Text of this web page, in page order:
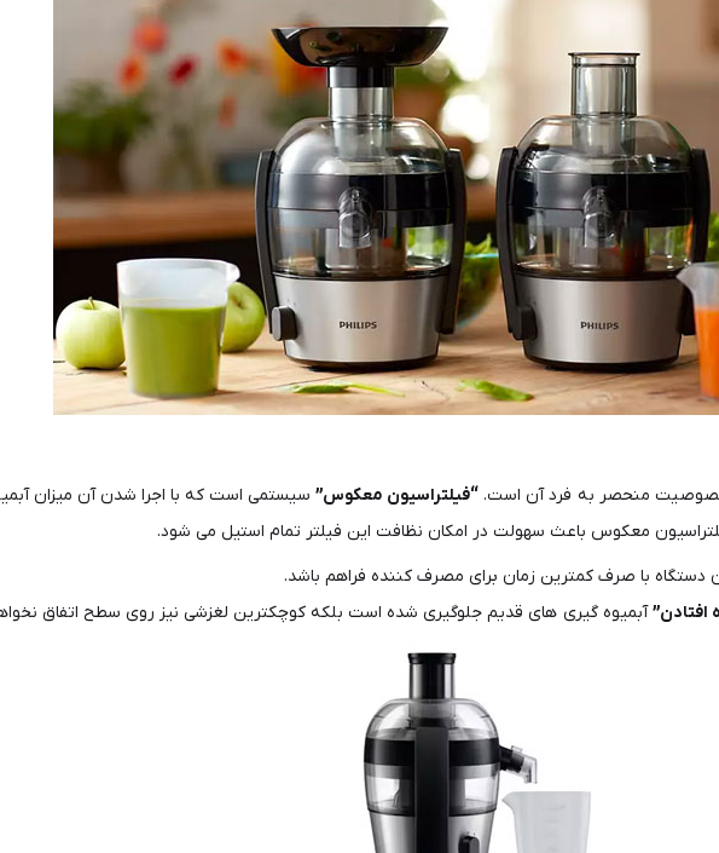
خصوصیت منحصر به فرد آن است. “فیلتراسیون معکوس” سیستمی است که با اجرا شدن آن میزان
معکوس باعث سهولت در امکان نظافت این فیلتر تمام استیل می شود.
دستگاه با صرف کمترین زمان برای مصرف کننده فراهم باشد.
افتادن”آبمیوه گیری های قدیم جلوگیری شده است بلکه کوچکترین لغزشی نیز روی سطح اتفاق